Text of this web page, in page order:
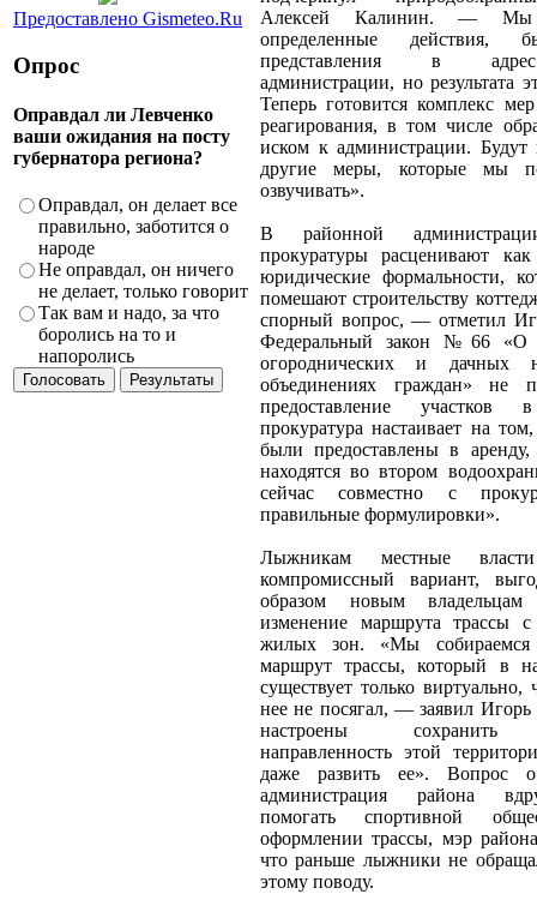
Предоставлено Gismeteo.Ru
Опрос
Оправдал ли Левченко
ваши ожидания на посту
губернатора региона?
Оправдал, он делает все
правильно, заботится о
народе
Не оправдал, он ничего
не делает, только говорит
Так вам и надо, за что
боролись на то и
напоролись
Алексей Калинин. — Мы
определенные действия,
представления в
администрации, но результата
Теперь готовится комплекс
реагирования, в том числе
иском к администрации.
другие меры, которые мы
озвучивать».
В районной
прокуратуры расценивают
юридические формальности,
помешают строительству
спорный вопрос, — отметил
Федеральный закон №66 «О
огороднических и дачных
объединениях граждан» не
предоставление
прокуратура настаивает на
были предоставлены в
находятся во втором
сейчас совместно с
правильные формулировки».
Лыжникам местные
компромиссный вариант,
образом новым
изменение маршрута трассы
жилых зон. «Мы собираемся
маршрут трассы, который в
существует только
нее не посягал, — заявил
настроены сохранить
направленность этой
даже развить ее». Вопрос
администрация района
помогать спортивной
оформлении трассы, мэр
что раньше лыжники не
этому поводу.